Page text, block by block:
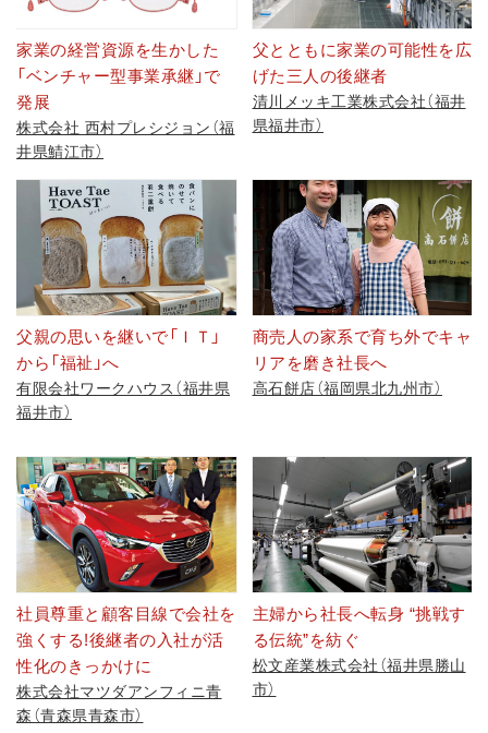
家業の経営資源を生かした
「ベンチャー型事業承継」で
発展
株式会社 西村プレシジョン（福
井県鯖江市）
父とともに家業の可能性を広
げた三人の後継者
清川メッキ工業株式会社（福井
県福井市）
父親の思いを継いで「ＩＴ」
から「福祉」へ
有限会社ワークハウス（福井県
福井市）
商売人の家系で育ち外でキャ
リアを磨き社長へ
高石餅店（福岡県北九州市）
社員尊重と顧客目線で会社を
強くする!後継者の入社が活
性化のきっかけに
株式会社マツダアンフィニ青
森（青森県青森市）
主婦から社長へ転身 “挑戦す
る伝統”を紡ぐ
松文産業株式会社（福井県勝山
市）